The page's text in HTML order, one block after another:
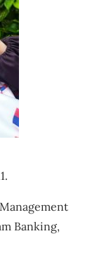
Banking,